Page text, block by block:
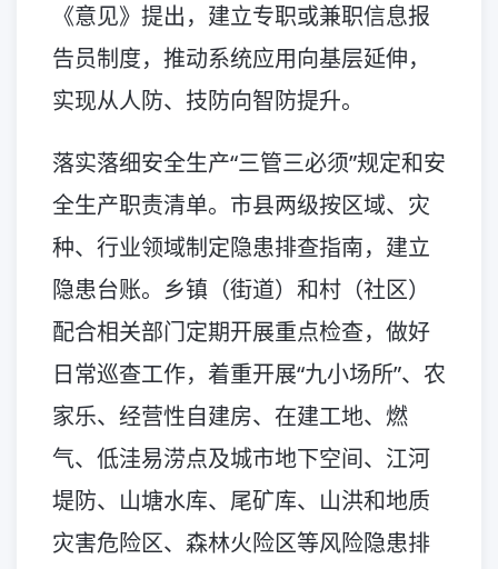
《意见》提出，建立专职或兼职信息报
告员制度，推动系统应用向基层延伸，
实现从人防、技防向智防提升。
落实落细安全生产“三管三必须”规定和安
全生产职责清单。市县两级按区域、灾
种、行业领域制定隐患排查指南，建立
隐患台账。乡镇（街道）和村（社区）
配合相关部门定期开展重点检查，做好
日常巡查工作，着重开展“九小场所”、农
家乐、经营性自建房、在建工地、燃
气、低洼易涝点及城市地下空间、江河
堤防、山塘水库、尾矿库、山洪和地质
灾害危险区、森林火险区等风险隐患排